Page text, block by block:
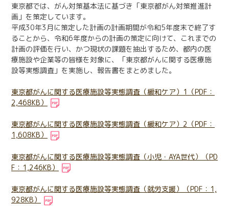
支援・助成制度
東京都の取組
医療従事者の方へ
リンク集
日本語
English
閉じる
東京都では、がん対策基本法に基づき「東京都がん対策推進計
画」を策定しています。
平成30年3月に策定した計画の計画期間が令和5年度末で終了す
ることから、令和6年度からの計画の策定に向けて、これまでの
計画の評価を行い、かつ現状の課題を抽出するため、都内の医
療施設や企業等の皆様を対象に、「東京都がんに関する医療施
設等実態調査」を実施し、報告書をまとめました。
東京都がんに関する医療施設等実態調査（緩和ケア）1（PDF：
2,468KB）
東京都がんに関する医療施設等実態調査（緩和ケア）2（PDF：
1,608KB）
東京都がんに関する医療施設等実態調査（小児・AYA世代）（PD
F：1,246KB）
東京都がんに関する医療施設等実態調査（就労支援）（PDF：1,
928KB）